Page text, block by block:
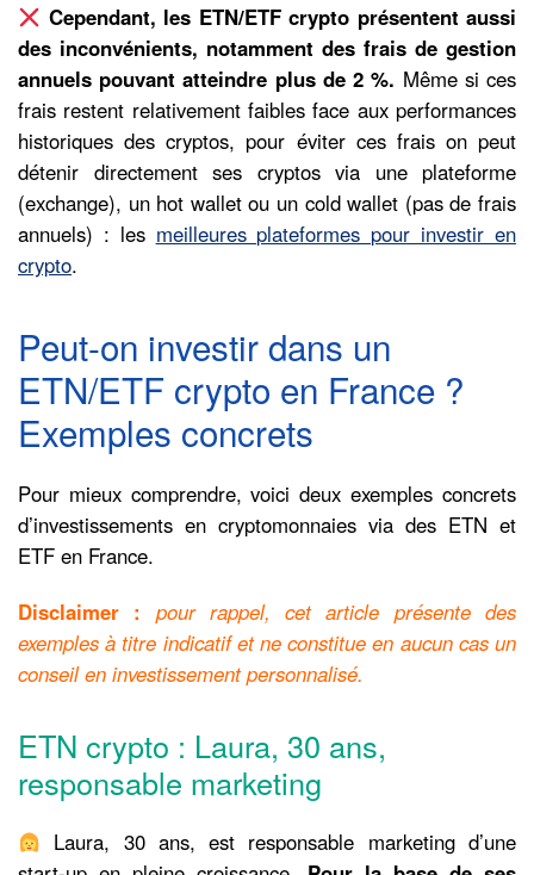
Cependant, les ETN/ETF crypto présentent aussi
des inconvénients, notamment des frais de gestion
annuels pouvant atteindre plus de 2 %. Même si ces
frais restent relativement faibles face aux performances
historiques des cryptos, pour éviter ces frais on peut
détenir directement ses cryptos via une plateforme
(exchange), un hot wallet ou un cold wallet (pas de frais
annuels) : les meilleures plateformes pour investir en
crypto.
Peut-on investir dans un
ETN/ETF crypto en France ?
Exemples concrets
Pour mieux comprendre, voici deux exemples concrets
d’investissements en cryptomonnaies via des ETN et
ETF en France.
Disclaimer :
pour rappel, cet article présente des
exemples à titre indicatif et ne constitue en aucun cas un
conseil en investissement personnalisé.
ETN crypto : Laura, 30 ans,
responsable marketing
Laura, 30 ans, est responsable marketing d’une